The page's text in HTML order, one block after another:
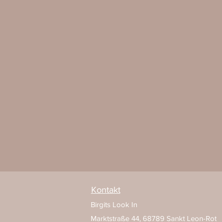
Kontakt
Birgits Look In
Marktstraße 44, 68789 Sankt Leon-Rot